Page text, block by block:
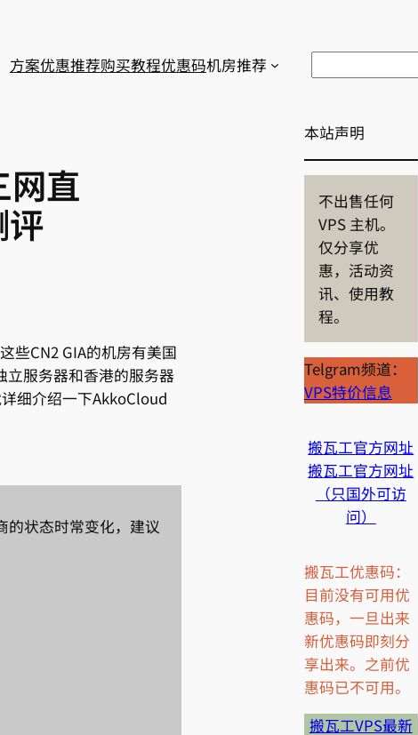
方案优惠推荐购买教程优惠码机房推荐
直
评
些CN2 GIA的机房有美国
立服务器和香港的服务器
细介绍一下AkkoCloud
的状态时常变化，建议
本站声明
不出售任何
VPS 主机。
仅分享优
惠，活动资
讯、使用教
程。
Telgram频道：
VPS特价信息
搬瓦工官方网址
搬瓦工官方网址
（只国外可访
问）
搬瓦工优惠码：
目前没有可用优
惠码，一旦出来
新优惠码即刻分
享出来。之前优
惠码已不可用。
搬瓦工VPS最新